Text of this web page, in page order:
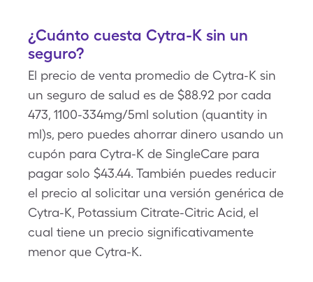
¿Cuánto cuesta Cytra-K sin un
seguro?
El precio de venta promedio de Cytra-K sin
un seguro de salud es de $88.92 por cada
473, 1100-334mg/5ml solution (quantity in
ml)s, pero puedes ahorrar dinero usando un
cupón para Cytra-K de SingleCare para
pagar solo $43.44. También puedes reducir
el precio al solicitar una versión genérica de
Cytra-K, Potassium Citrate-Citric Acid, el
cual tiene un precio significativamente
menor que Cytra-K.